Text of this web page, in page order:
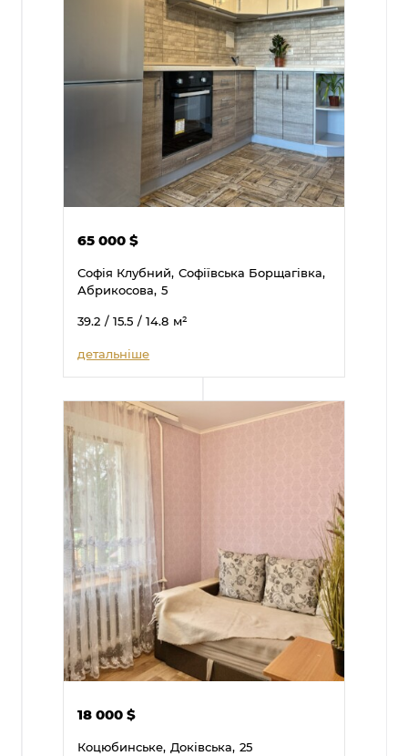
65 000$
Софія Клубний, Софіївська Борщагівка,
Абрикосова, 5
39.2 / 15.5 / 14.8 м²
детальніше
18 000$
Коцюбинське, Доківська, 25